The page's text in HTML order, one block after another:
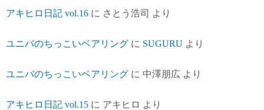
アキヒロ日記 vol.16 に さとう浩司 より
ユニバのちっこいベアリング に SUGURU より
ユニバのちっこいベアリング に 中澤朋広 より
アキヒロ日記 vol.15 に アキヒロ より